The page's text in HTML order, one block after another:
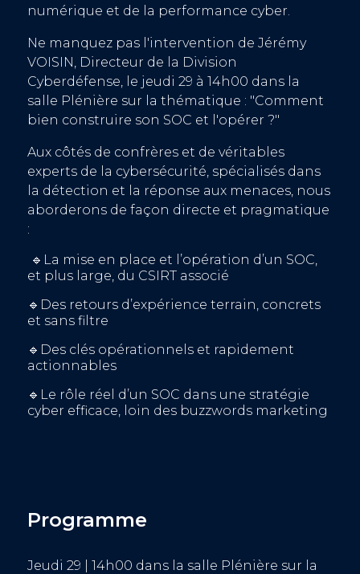
numérique et de la performance cyber.
Ne manquez pas l'intervention de Jérémy
VOISIN, Directeur de la Division
Cyberdéfense, le jeudi 29 à 14h00 dans la
salle Plénière sur la thématique : "Comment
bien construire son SOC et l'opérer ?"
Aux côtés de confrères et de véritables
experts de la cybersécurité, spécialisés dans
la détection et la réponse aux menaces, nous
aborderons de façon directe et pragmatique
:
🔹La mise en place et l’opération d’un SOC,
et plus large, du CSIRT associé
🔹Des retours d’expérience terrain, concrets
et sans filtre
🔹Des clés opérationnels et rapidement
actionnables
🔹Le rôle réel d’un SOC dans une stratégie
cyber efficace, loin des buzzwords marketing
Programme
Jeudi 29 | 14h00 dans la salle Plénière sur la